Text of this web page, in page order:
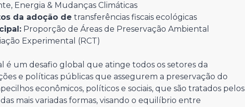
Energia & Mudanças Climáticas
da adoção de transferências fiscais ecológicas
Proporção de Áreas de Preservação Ambiental
Experimental (RCT)
é um desafio global que atinge todos os setores da
e políticas públicas que assegurem a preservação do
econômicos, políticos e sociais, que são tratados pelos
mais variadas formas, visando o equilíbrio entre